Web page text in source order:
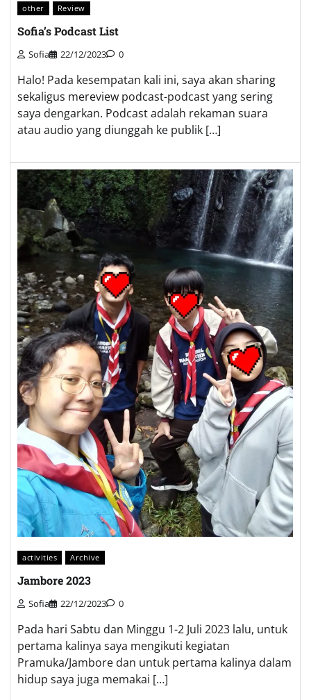
other Review
Sofia’s Podcast List
Sofia 22/12/2023 0
Halo! Pada kesempatan kali ini, saya akan sharing
sekaligus mereview podcast-podcast yang sering
saya dengarkan. Podcast adalah rekaman suara
atau audio yang diunggah ke publik […]
activities Archive
Jambore 2023
Sofia 22/12/2023 0
Pada hari Sabtu dan Minggu 1-2 Juli 2023 lalu, untuk
pertama kalinya saya mengikuti kegiatan
Pramuka/Jambore dan untuk pertama kalinya dalam
hidup saya juga memakai […]